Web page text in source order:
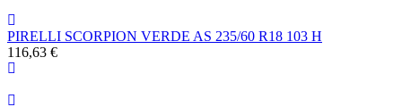
PIRELLI SCORPION VERDE AS 235/60 R18 103 H
116,63 €